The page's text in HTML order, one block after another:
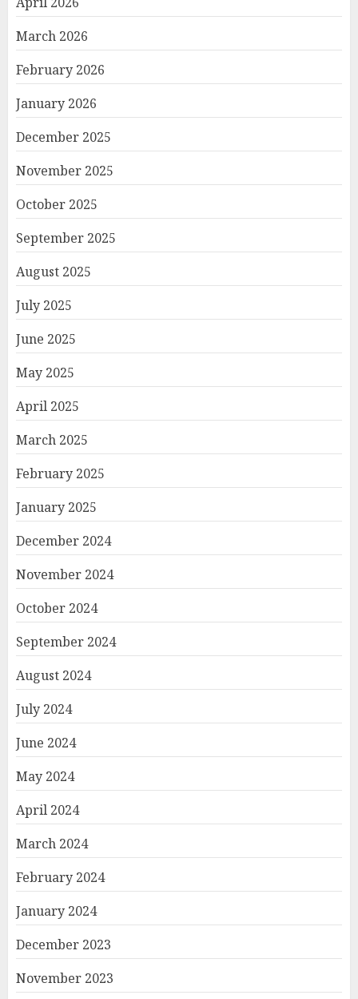
March 2026
February 2026
January 2026
December 2025
November 2025
October 2025
September 2025
August 2025
July 2025
June 2025
May 2025
April 2025
March 2025
February 2025
January 2025
December 2024
November 2024
October 2024
September 2024
August 2024
July 2024
June 2024
May 2024
April 2024
March 2024
February 2024
January 2024
December 2023
November 2023